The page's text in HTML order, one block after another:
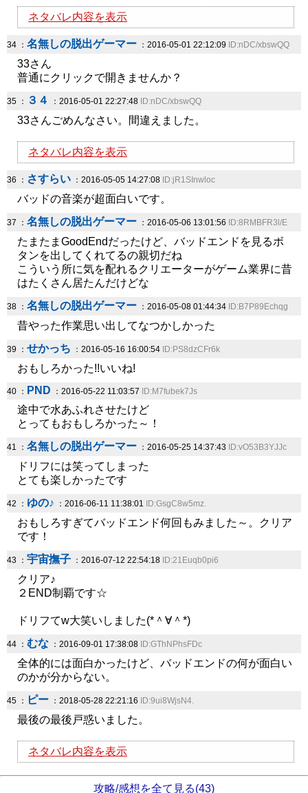
ネタバレ内容を表示
34 ： 名無しの脱出ゲーマー ：2016-05-01 22:12:09 ID:nDC/xbswQQ
33さん
普通にクリックで開きませんか？
35 ： ３４ ：2016-05-01 22:27:48 ID:nDC/xbswQQ
33さんごめんなさい。間違えました。
ネタバレ内容を表示
36 ： さすらい ：2016-05-05 14:27:08 ID:jR1SInwloc
バッドの音楽が超面白いです。
37 ： 名無しの脱出ゲーマー ：2016-05-06 13:01:56 ID:8RMBFR3l/E
たまたまGoodEndだったけど、バッドエンドを見るボ
タンを出してくれてるの親切だね
こういう所に気を配れるクリエーターがゲーム業界に昔
はたくさん居たんだけどな
38 ： 名無しの脱出ゲーマー ：2016-05-08 01:44:34 ID:B7P89Echqg
昔やった作業思い出してなつかしかった
39 ： せかっち ：2016-05-16 16:00:54 ID:PS8dzCFr6k
おもしろかった!!いいね!
40 ： PND ：2016-05-22 11:03:57 ID:M7fubek7Js
途中で水あふれさせたけど
とってもおもしろかった～！
41 ： 名無しの脱出ゲーマー ：2016-05-25 14:37:43 ID:vO53B3YJJc
ドリフには笑ってしまった
とても楽しかったです
42 ： ゆの♪ ：2016-06-11 11:38:01 ID:GsgC8w5mz.
おもしろすぎてバッドエンド何回もみました～。クリア
です！
43 ： 宇宙撫子 ：2016-07-12 22:54:18 ID:21Euqb0pi6
クリア♪
２END制覇です☆
ドリフてw大笑いしました(*＾∀＾*)
44 ： むな ：2016-09-01 17:38:08 ID:GThNPhsFDc
全体的には面白かったけど、バッドエンドの何が面白い
のかが分からない。
45 ： ピー ：2018-05-28 22:21:16 ID:9ui8WjsN4.
最後の最後戸惑いました。
ネタバレ内容を表示
攻略/感想を全て見る(43)